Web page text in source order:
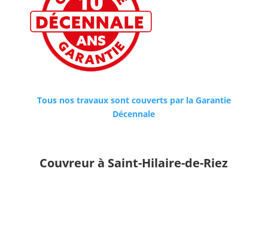
Tous nos travaux sont couverts par la Garantie
Décennale
Couvreur à Saint-Hilaire-de-Riez